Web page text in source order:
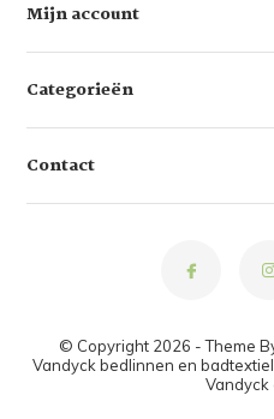
Mijn account
Categorieën
Contact
© Copyright 2026 - Theme
Vandyck bedlinnen en
Vandyck